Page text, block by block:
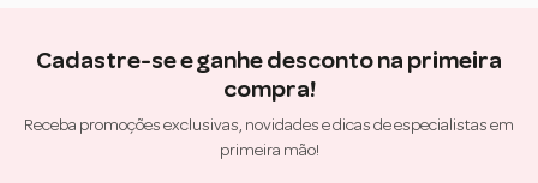
Cadastre-se e ganhe desconto na primeira
compra!
Receba promoções exclusivas, novidades e dicas de especialistas em
primeira mão!